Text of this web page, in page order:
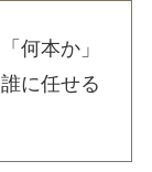
何本か」
に任せる